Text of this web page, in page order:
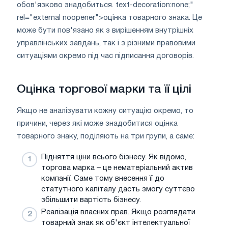
обов'язково знадобиться. text-decoration:none;"
rel="external noopener">оцінка товарного знака. Це
може бути пов'язано як з вирішенням внутрішніх
управлінських завдань, так і з різними правовими
ситуаціями окремо під час підписання договорів.
Оцінка торгової марки та її цілі
Якщо не аналізувати кожну ситуацію окремо, то
причини, через які може знадобитися оцінка
товарного знаку, поділяють на три групи, а саме:
Підняття ціни всього бізнесу. Як відомо,
торгова марка – це нематеріальний актив
компанії. Саме тому внесення її до
статутного капіталу дасть змогу суттєво
збільшити вартість бізнесу.
Реалізація власних прав. Якщо розглядати
товарний знак як об'єкт інтелектуальної